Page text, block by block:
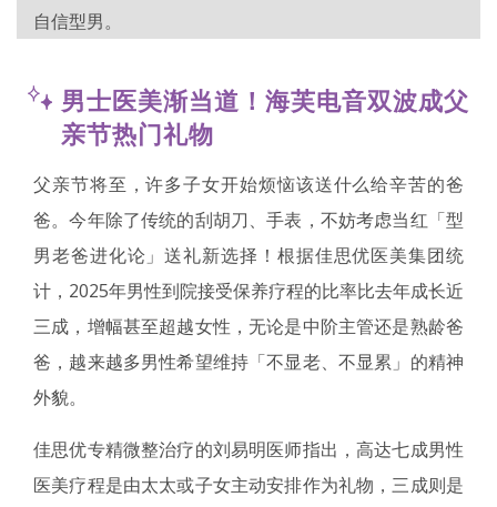
自信型男。
男士医美渐当道！海芙电音双波成父
亲节热门礼物
父亲节将至，许多子女开始烦恼该送什么给辛苦的爸
爸。今年除了传统的刮胡刀、手表，不妨考虑当红「型
男老爸进化论」送礼新选择！根据佳思优医美集团统
计，2025年男性到院接受保养疗程的比率比去年成长近
三成，增幅甚至超越女性，无论是中阶主管还是熟龄爸
爸，越来越多男性希望维持「不显老、不显累」的精神
外貌。
佳思优专精微整治疗的刘易明医师指出，高达七成男性
医美疗程是由太太或子女主动安排作为礼物，三成则是